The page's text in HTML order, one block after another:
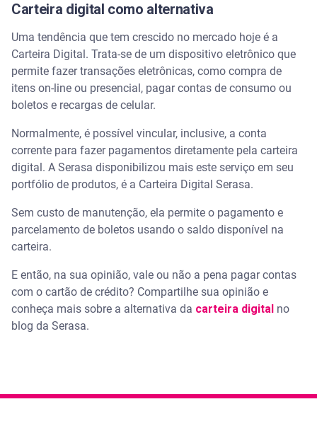
Carteira digital como alternativa
Uma tendência que tem crescido no mercado hoje é a
Carteira Digital. Trata-se de um dispositivo eletrônico que
permite fazer transações eletrônicas, como compra de
itens on-line ou presencial, pagar contas de consumo ou
boletos e recargas de celular.
Normalmente, é possível vincular, inclusive, a conta
corrente para fazer pagamentos diretamente pela carteira
digital. A Serasa disponibilizou mais este serviço em seu
portfólio de produtos, é a Carteira Digital Serasa.
Sem custo de manutenção, ela permite o pagamento e
parcelamento de boletos usando o saldo disponível na
carteira.
E então, na sua opinião, vale ou não a pena pagar contas
com o cartão de crédito? Compartilhe sua opinião e
conheça mais sobre a alternativa da carteira digital no
blog da Serasa.